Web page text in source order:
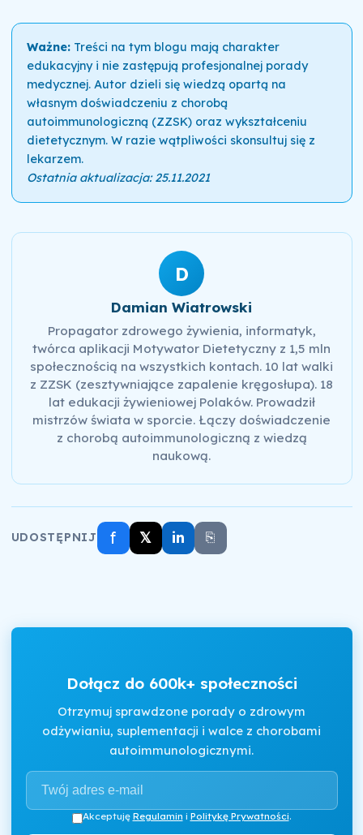
Ważne:Treści na tym blogu mają charakter
edukacyjny i nie zastępują profesjonalnej porady
medycznej. Autor dzieli się wiedzą opartą na
własnym doświadczeniu z chorobą
autoimmunologiczną (ZZSK) oraz wykształceniu
dietetycznym. W razie wątpliwości skonsultuj się z
lekarzem.
Ostatnia aktualizacja: 25.11.2021
D
Damian Wiatrowski
Propagator zdrowego żywienia, informatyk,
twórca aplikacji Motywator Dietetyczny z 1,5 mln
społecznością na wszystkich kontach. 10 lat walki
z ZZSK (zesztywniające zapalenie kręgosłupa). 18
lat edukacji żywieniowej Polaków. Prowadził
mistrzów świata w sporcie. Łączy doświadczenie
z chorobą autoimmunologiczną z wiedzą
naukową.
UDOSTĘPNIJ f 𝕏 in ⎘
Dołącz do 600k+ społeczności
Otrzymuj sprawdzone porady o zdrowym
odżywianiu, suplementacji i walce z chorobami
autoimmunologicznymi.
Akceptuję Regulamin i Politykę Prywatności.